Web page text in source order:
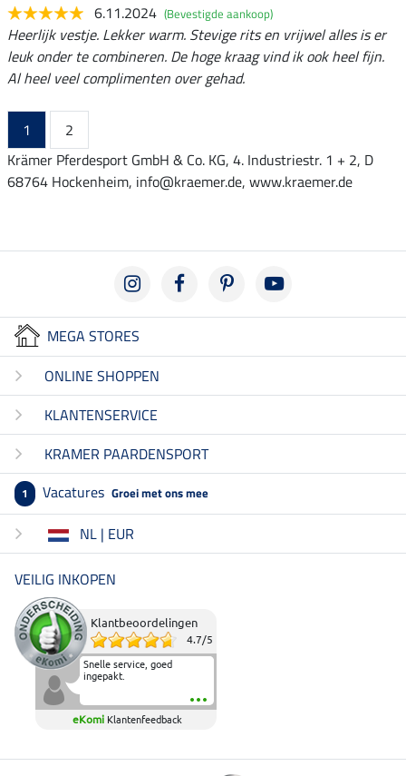
6.11.2024 (Bevestigde aankoop)
Heerlijk vestje. Lekker warm. Stevige rits en vrijwel alles is er
leuk onder te combineren. De hoge kraag vind ik ook heel fijn.
Al heel veel complimenten over gehad.
1
2
Krämer Pferdesport GmbH & Co. KG, 4. Industriestr. 1 + 2, D
68764 Hockenheim, info@kraemer.de, www.kraemer.de
MEGA STORES
ONLINE SHOPPEN
KLANTENSERVICE
KRAMER PAARDENSPORT
1 Vacatures Groei met ons mee
NL | EUR
VEILIG INKOPEN
Klantbeoordelingen
4.7/5
Snelle service, goed
ingepakt.
eKomi Klantenfeedback